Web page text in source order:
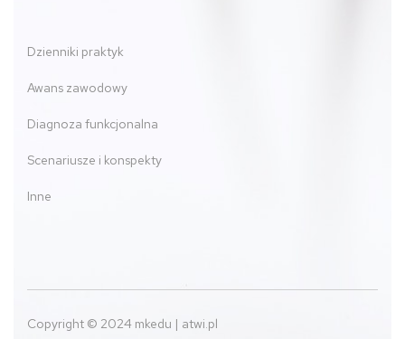
Dzienniki praktyk
Awans zawodowy
Diagnoza funkcjonalna
Scenariusze i konspekty
Inne
Copyright © 2024 mkedu | atwi.pl